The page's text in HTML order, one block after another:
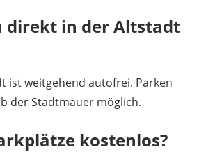
direkt in der Altstadt
ist weitgehend autofrei. Parken
der Stadtmauer möglich.
kostenlos?